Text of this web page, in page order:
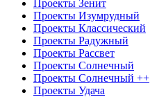
Проекты Зенит
Проекты Изумрудный
Проекты Классический
Проекты Радужный
Проекты Рассвет
Проекты Солнечный
Проекты Солнечный ++
Проекты Удача